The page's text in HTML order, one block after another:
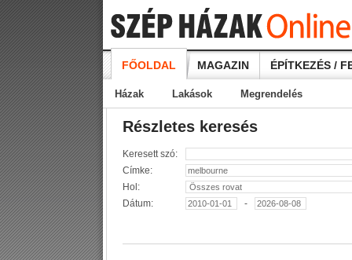
FŐOLDAL MAGAZIN ÉPÍTKEZÉS /
Házak Lakások Megrendelés
Részletes keresés
Keresett szó:
Címke:
Hol:
Dátum:
-